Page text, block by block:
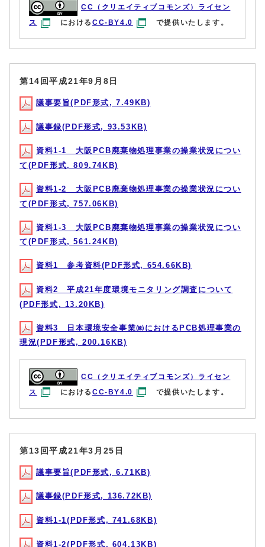
CC（クリエイティブコモンズ）ライセン
ス
におけるCC-BY4.0 で提供いたします。
第14回平成21年9月8日
議事要旨(PDF形式, 7.49KB)
議事録(PDF形式, 93.53KB)
資料1-1 大阪PCB廃棄物処理事業の操業状況につい
て(PDF形式, 809.74KB)
資料1-2 大阪PCB廃棄物処理事業の操業状況につい
て(PDF形式, 757.06KB)
資料1-3 大阪PCB廃棄物処理事業の操業状況につい
て(PDF形式, 561.24KB)
資料1 参考資料(PDF形式, 654.66KB)
資料2 平成21年度環境モニタリング調査について
(PDF形式, 13.20KB)
資料3 日本環境安全事業㈱におけるPCB処理事業の
現況(PDF形式, 200.16KB)
CC（クリエイティブコモンズ）ライセン
ス
におけるCC-BY4.0 で提供いたします。
第13回平成21年3月25日
議事要旨(PDF形式, 6.71KB)
議事録(PDF形式, 136.72KB)
資料1-1(PDF形式, 741.68KB)
資料1-2(PDF形式, 604.13KB)